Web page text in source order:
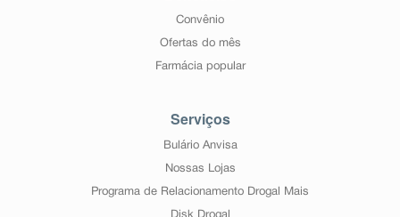
Convênio
Ofertas do mês
Farmácia popular
Serviços
Bulário Anvisa
Nossas Lojas
Programa de Relacionamento Drogal Mais